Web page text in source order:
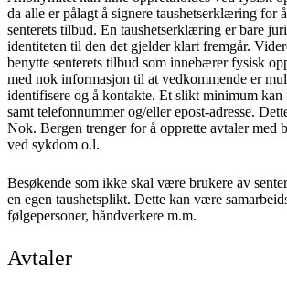
da alle er pålagt å signere taushetserklæring for
senterets tilbud. En taushetserklæring er bare
identiteten til den det gjelder klart fremgår.
benytte senterets tilbud som innebærer fysisk
med nok informasjon til at vedkommende er
identifisere og å kontakte. Et slikt minimum
samt telefonnummer og/eller epost-adresse.
Nok. Bergen trenger for å opprette avtaler med
ved sykdom o.l.
Besøkende som ikke skal være brukere av
en egen taushetsplikt. Dette kan være
følgepersoner, håndverkere m.m.
Avtaler